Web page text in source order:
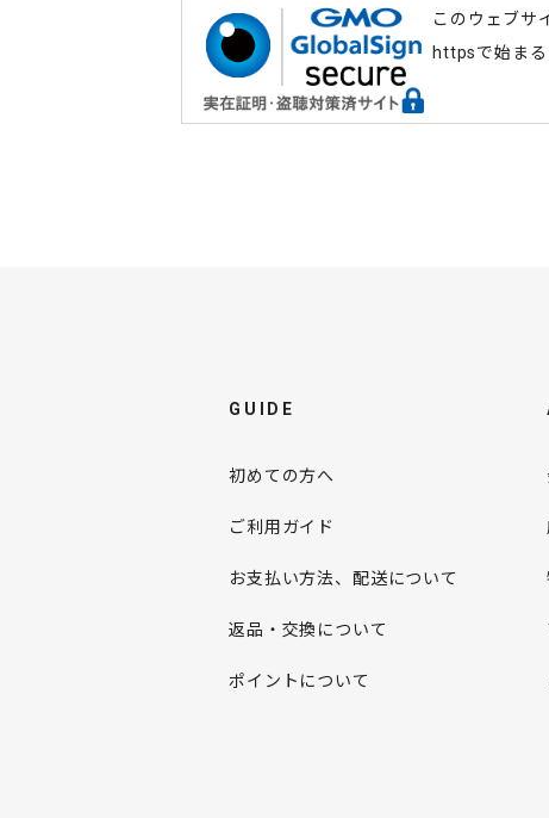
このウェブサ
httpsで始まる
GUIDE
初めての方へ
ご利用ガイド
お支払い方法、配送について
返品・交換について
ポイントについて